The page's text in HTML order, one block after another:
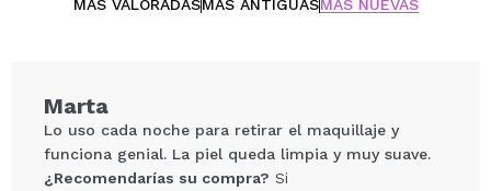
MÁS VALORADASMÁS ANTIGUASMÁS NUEVAS
Marta
Lo uso cada noche para retirar el maquillaje y
funciona genial. La piel queda limpia y muy suave.
¿Recomendarías su compra? Si